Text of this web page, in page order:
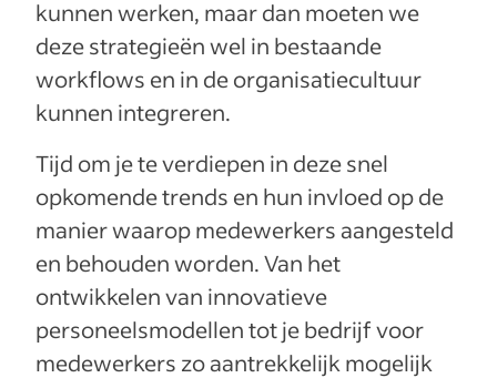
kunnen werken, maar dan moeten we
deze strategieën wel in bestaande
workflows en in de organisatiecultuur
kunnen integreren.
Tijd om je te verdiepen in deze snel
opkomende trends en hun invloed op de
manier waarop medewerkers aangesteld
en behouden worden. Van het
ontwikkelen van innovatieve
personeelsmodellen tot je bedrijf voor
medewerkers zo aantrekkelijk mogelijk